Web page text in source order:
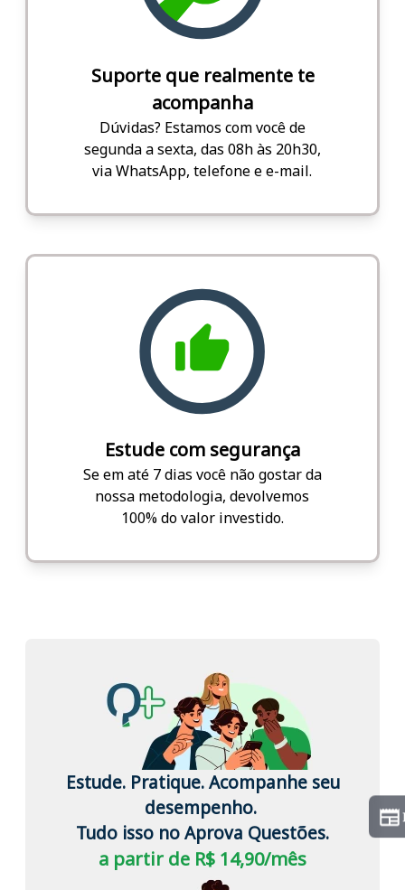
Suporte que realmente te
acompanha
Dúvidas? Estamos com você de
segunda a sexta, das 08h às 20h30,
via WhatsApp, telefone e e-mail.
Estude com segurança
Se em até 7 dias você não gostar da
nossa metodologia, devolvemos
100% do valor investido.
Estude. Pratique. Acompanhe seu
desempenho.
Tudo isso no Aprova Questões.
a partir de R$ 14,90/mês